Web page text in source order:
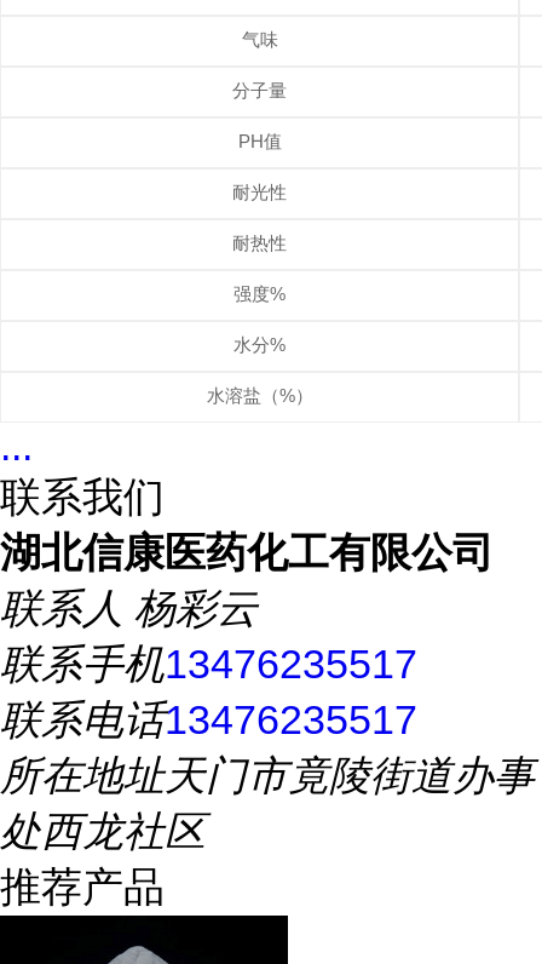
气味
分子量
PH值
耐光性
耐热性
强度%
水分%
水溶盐（%）
...
联系我们
湖北信康医药化工有限公司
联系人 杨彩云
联系手机13476235517
联系电话13476235517
所在地址天门市竟陵街道办事
处西龙社区
推荐产品